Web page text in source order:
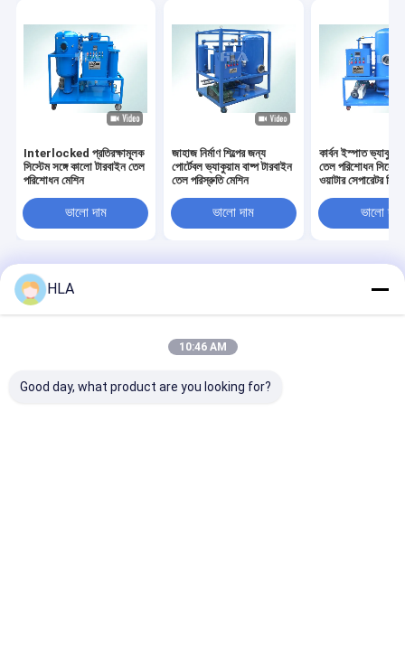
Interlocked প্রতিরক্ষামূলক
সিস্টেম সঙ্গে কালো টারবাইন তেল
পরিশোধন মেশিন
ভালো দাম
জাহাজ নির্মাণ শিল্পের জন্য
পোর্টেবল ভ্যাকুয়াম বাষ্প টারবাইন
তেল পরিস্রুতি মেশিন
ভালো দাম
কার্বন ইস্পাত
তেল পরিশোধন
ওয়াটার সেপারেটর
ভালো দাম
বাড়ি
সাইট ম্যাপ
Privacy Policy
চীন কারখানা.Copyright © 2025 Chongqing
HLA Mechanical Equipment Co., Ltd.. All Rights Reserved.
HLA
10:46 AM
Good day, what product are you looking for?